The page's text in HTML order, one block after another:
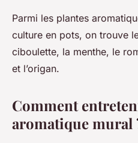
Parmi les plantes
culture en pots, on trouve
ciboulette, la menthe, le
et l’origan.
Comment
aromatique mural